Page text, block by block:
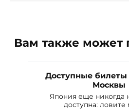
Вам также может
Доступные билеты
Москвы
Япония еще никогда
доступна: